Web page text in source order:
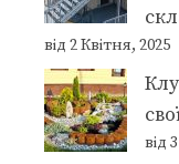
від 2 Квітня, 2025
від